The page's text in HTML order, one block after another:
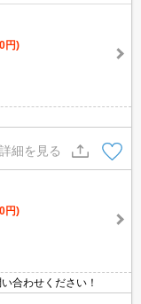
円)
詳細を見る
円)
合わせください！